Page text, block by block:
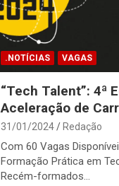
.NOTÍCIAS VAGAS
“Tech Talent”: 4ª
Aceleração de
31/01/2024 Redação
Com 60 Vagas
Formação Prática em
Recém-formados…